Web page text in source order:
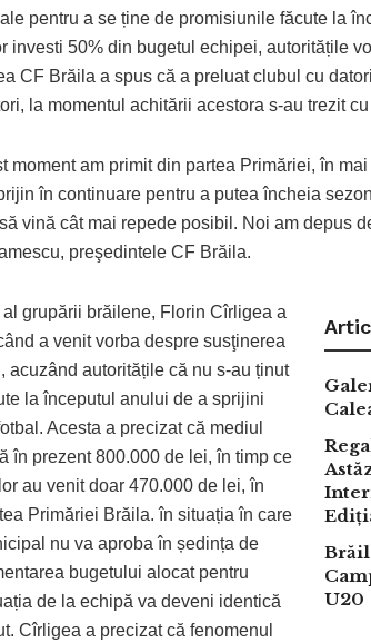
pentru a se ține de promisiunile făcute la
investi 50% din bugetul echipei, autoritățile
CF Brăila a spus că a preluat clubul cu
la momentul achitării acestora s-au trezit
moment am primit din partea Primăriei, în
în continuare pentru a putea încheia
vină cât mai repede posibil. Noi am depus
preşedintele CF Brăila.
U20
grupării brăilene, Florin Cîrligea a
a venit vorba despre susţinerea
acuzând autoritățile că nu s-au ținut
la începutul anului de a sprijini
Acesta a precizat că mediul
în prezent 800.000 de lei, în timp ce
au venit doar 470.000 de lei, în
Primăriei Brăila. în situația în care
nu va aproba în ședința de
bugetului alocat pentru
de la echipă va deveni identică
Cîrligea a precizat că fenomenul